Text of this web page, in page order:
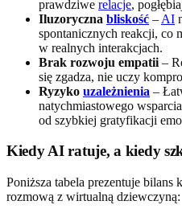
prawdziwe relacje,
Iluzoryczna bliskość – AI
spontanicznych reakcji, co
w realnych interakcjach.
Brak rozwoju empatii –
się zgadza, nie uczy
Ryzyko uzależnienia –
natychmiastowego
od szybkiej gratyfikacji
Kiedy AI ratuje, a kiedy
Poniższa tabela prezentuje
rozmową z wirtualną dziewczyną: